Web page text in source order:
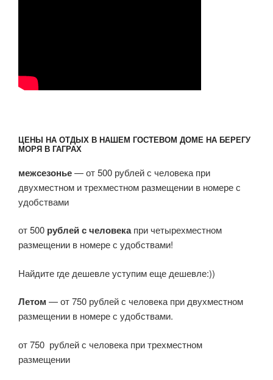
ЦЕНЫ НА ОТДЫХ В НАШЕМ ГОСТЕВОМ ДОМЕ НА БЕРЕГУ
МОРЯ В ГАГРАХ
межсезонье— от 500 рублей с человека при
двухместном и трехместном размещении в номере с
удобствами
от 500 рублей с человекапри четырехместном
размещении в номере с удобствами!
Найдите где дешевле уступим еще дешевле:))
Летом — от 750 рублей с человека при двухместном
размещении в номере с удобствами.
от 750 рублей с человека при трехместном
размещении